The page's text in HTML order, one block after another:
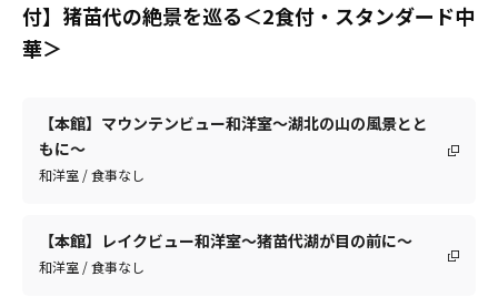
付】猪苗代の絶景を巡る＜2食付・スタンダード中
華＞
【本館】マウンテンビュー和洋室～湖北の山の風景とと
もに～
和洋室 / 食事なし
【本館】レイクビュー和洋室～猪苗代湖が目の前に～
和洋室 / 食事なし